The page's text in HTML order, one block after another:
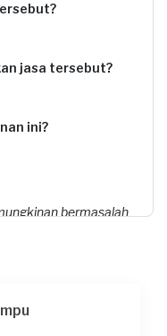
jasa tersebut?
ini?
bermasalah